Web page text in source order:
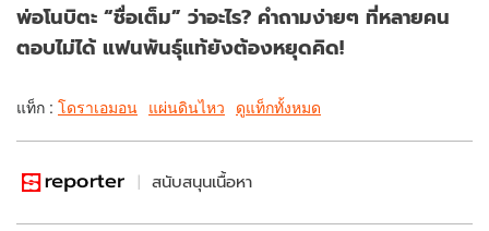
พ่อโนบิตะ “ชื่อเต็ม” ว่าอะไร? คำถามง่ายๆ ที่หลายคน
ตอบไม่ได้ แฟนพันธุ์แท้ยังต้องหยุดคิด!
แท็ก : โดราเอมอน แผ่นดินไหว ดูแท็กทั้งหมด
สนับสนุนเนื้อหา